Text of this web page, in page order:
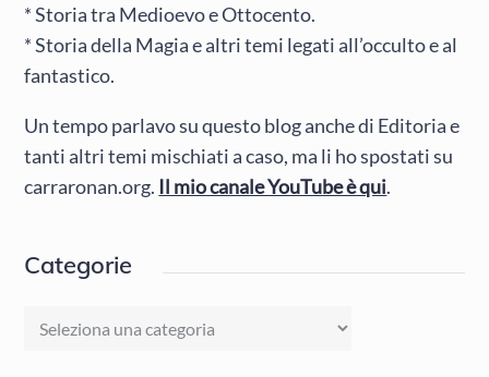
* Storia tra Medioevo e Ottocento.
* Storia della Magia e altri temi legati all’occulto e al
fantastico.
Un tempo parlavo su questo blog anche di Editoria e
tanti altri temi mischiati a caso, ma li ho spostati su
carraronan.org. Il mio canale YouTube è qui.
Categorie
Categorie